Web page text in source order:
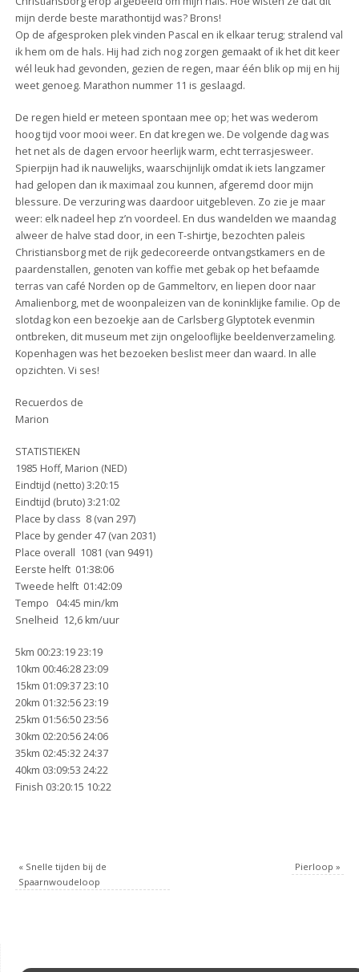
mijn derde beste marathontijd was? Brons!
Op de afgesproken plek vinden Pascal en ik elkaar terug; stralend val
ik hem om de hals. Hij had zich nog zorgen gemaakt of ik het dit keer
wél leuk had gevonden, gezien de regen, maar één blik op mij en hij
weet genoeg. Marathon nummer 11 is geslaagd.
De regen hield er meteen spontaan mee op; het was wederom
hoog tijd voor mooi weer. En dat kregen we. De volgende dag was
het net als de dagen ervoor heerlijk warm, echt terrasjesweer.
Spierpijn had ik nauwelijks, waarschijnlijk omdat ik iets langzamer
had gelopen dan ik maximaal zou kunnen, afgeremd door mijn
blessure. De verzuring was daardoor uitgebleven. Zo zie je maar
weer: elk nadeel hep z’n voordeel. En dus wandelden we maandag
alweer de halve stad door, in een T-shirtje, bezochten paleis
Christiansborg met de rijk gedecoreerde ontvangstkamers en de
paardenstallen, genoten van koffie met gebak op het befaamde
terras van café Norden op de Gammeltorv, en liepen door naar
Amalienborg, met de woonpaleizen van de koninklijke familie. Op de
slotdag kon een bezoekje aan de Carlsberg Glyptotek evenmin
ontbreken, dit museum met zijn ongelooflijke beeldenverzameling.
Kopenhagen was het bezoeken beslist meer dan waard. In alle
opzichten. Vi ses!
Recuerdos de
Marion
STATISTIEKEN
1985 Hoff, Marion (NED)
Eindtijd (netto) 3:20:15
Eindtijd (bruto) 3:21:02
Place by class 8 (van 297)
Place by gender 47 (van 2031)
Place overall 1081 (van 9491)
Eerste helft 01:38:06
Tweede helft 01:42:09
Tempo 04:45 min/km
Snelheid 12,6 km/uur
5km 00:23:19 23:19
10km 00:46:28 23:09
15km 01:09:37 23:10
20km 01:32:56 23:19
25km 01:56:50 23:56
30km 02:20:56 24:06
35km 02:45:32 24:37
40km 03:09:53 24:22
Finish 03:20:15 10:22
«Snelle tijden bij de
Spaarnwoudeloop
Pierloop»